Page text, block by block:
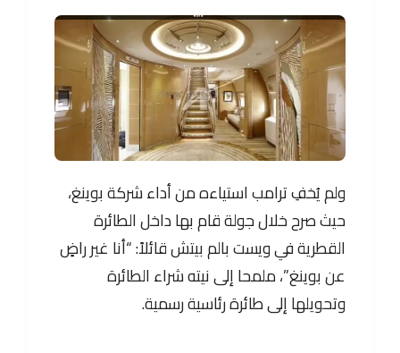
ولم يُخفِ ترامب استياءه من أداء شركة بوينغ،
حيث صرح خلال جولة قام بها داخل الطائرة
القطرية في ويست بالم بيتش قائلاً: “أنا غير راضٍ
عن بوينغ”، ملمحا إلى نيته شراء الطائرة
وتحويلها إلى طائرة رئاسية رسمية.